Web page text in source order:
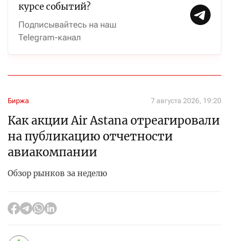
курсе событий?
Подписывайтесь на наш
Telegram-канал
Биржа 7 августа 2026, 19:20
Как акции Air Astana отреагировали
на публикацию отчетности
авиакомпании
Обзор рынков за неделю